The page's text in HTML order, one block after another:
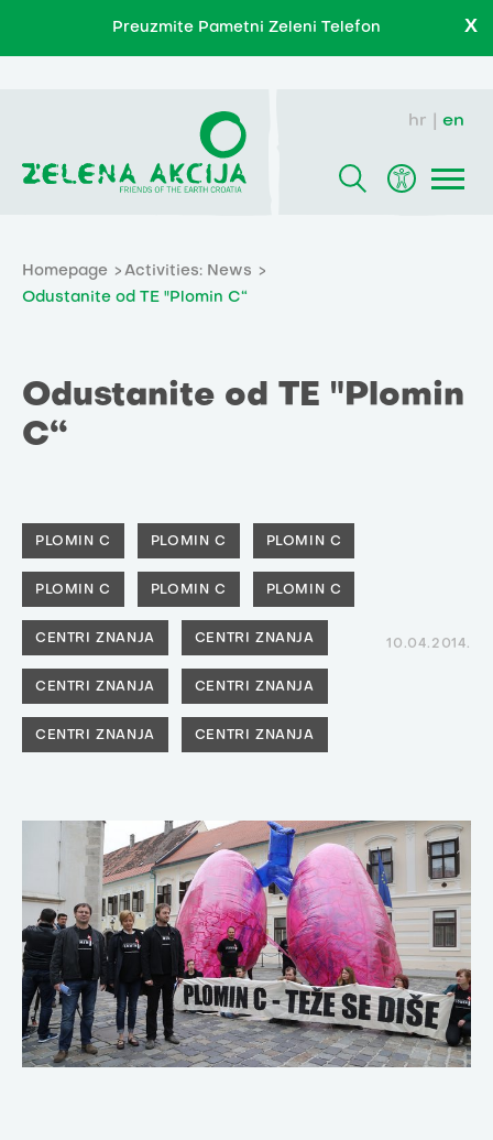
Preuzmite Pametni Zeleni Telefon X
hr en
Homepage
Activities: News
Odustanite od TE "Plomin C“
Odustanite od TE "Plomin
C“
PLOMIN C PLOMIN C PLOMIN C
PLOMIN C PLOMIN C PLOMIN C
CENTRI ZNANJA CENTRI ZNANJA
CENTRI ZNANJA CENTRI ZNANJA
CENTRI ZNANJA CENTRI ZNANJA
10.04.2014.